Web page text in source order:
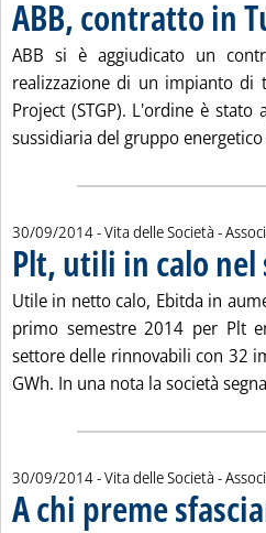
ABB, contratto in
ABB si è aggiudicato un
realizzazione di un impianto di
Project (STGP). L'ordine è
sussidiaria del gruppo
30/09/2014- Vita delle Società -
Plt, utili in calo nel
Utile in netto calo, Ebitda in
primo semestre 2014 per Plt
settore delle rinnovabili con 32
GWh. In una nota la società
30/09/2014- Vita delle Società -
A chi preme